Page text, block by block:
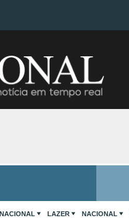
LAZER NACIONAL